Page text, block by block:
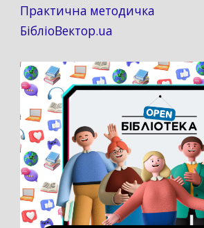
Практична методичка
БібліоВектор.ua